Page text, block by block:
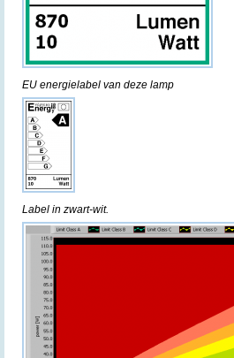
EU energielabel van deze lamp
Label in zwart-wit.